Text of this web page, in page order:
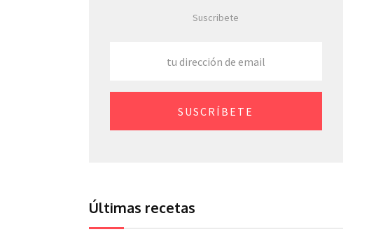
Suscribete
SUSCRÍBETE
Últimas recetas